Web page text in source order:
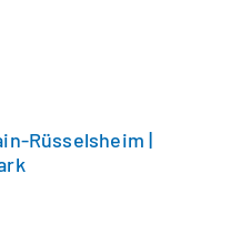
Rüsselsheim |